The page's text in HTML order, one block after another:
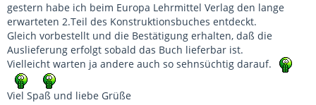
gestern habe ich beim Europa Lehrmittel Verlag den lange
erwarteten 2.Teil des Konstruktionsbuches entdeckt.
Gleich vorbestellt und die Bestätigung erhalten, daß die
Auslieferung erfolgt sobald das Buch lieferbar ist.
Vielleicht warten ja andere auch so sehnsüchtig darauf.
Viel Spaß und liebe Grüße